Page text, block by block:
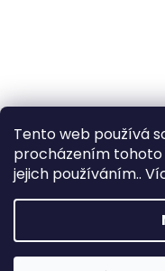
Tento web používá
procházením tohoto
jejich používáním..
Copyright 2026